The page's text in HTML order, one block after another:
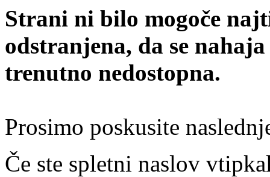
Strani ni bilo mogoče
odstranjena, da se
trenutno nedostopna.
Prosimo poskusite
Če ste spletni naslov